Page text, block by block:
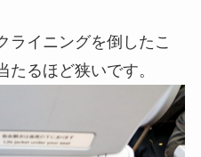
ライニングを倒したこ
たるほど狭いです。